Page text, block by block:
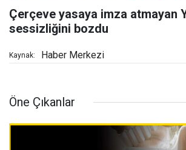
Çerçeve yasaya imza atmayan
sessizliğini bozdu
Kaynak: Haber Merkezi
Öne Çıkanlar